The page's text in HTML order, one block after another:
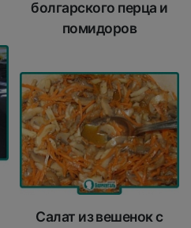
болгарского перца и
помидоров
Салат из вешенок с